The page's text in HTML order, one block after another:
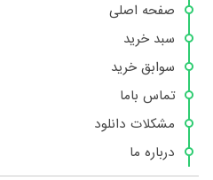
صفحه اصلی
سبد خرید
سوابق خرید
تماس باما
مشکلات دانلود
درباره ما